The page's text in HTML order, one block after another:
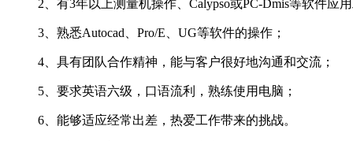
2、有3年以上测量机操作、Calypso或PC-Dmis等软件应用
3、熟悉Autocad、Pro/E、UG等软件的操作；
4、具有团队合作精神，能与客户很好地沟通和交流；
5、要求英语六级，口语流利，熟练使用电脑；
6、能够适应经常出差，热爱工作带来的挑战。